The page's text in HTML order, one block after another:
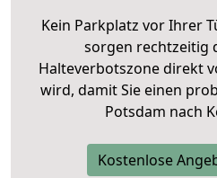
Kein Parkplatz vor Ihrer
sorgen rechtzeitig
Halteverbotszone direkt
wird, damit Sie einen
Potsdam nach
Kostenlose